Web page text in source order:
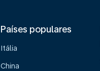
Países populares
Itália
China